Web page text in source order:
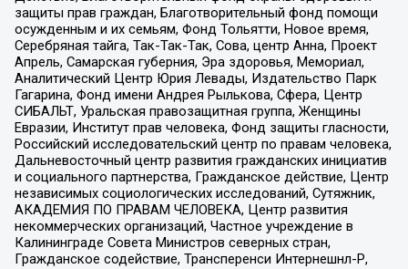
защиты прав граждан, Благотворительный фонд помощи
осужденным и их семьям, Фонд Тольятти, Новое время,
Серебряная тайга, Так-Так-Так, Сова, центр Анна, Проект
Апрель, Самарская губерния, Эра здоровья, Мемориал,
Аналитический Центр Юрия Левады, Издательство Парк
Гагарина, Фонд имени Андрея Рылькова, Сфера, Центр
СИБАЛЬТ, Уральская правозащитная группа, Женщины
Евразии, Институт прав человека, Фонд защиты гласности,
Российский исследовательский центр по правам человека,
Дальневосточный центр развития гражданских инициатив
и социального партнерства, Гражданское действие, Центр
независимых социологических исследований, Сутяжник,
АКАДЕМИЯ ПО ПРАВАМ ЧЕЛОВЕКА, Центр развития
некоммерческих организаций, Частное учреждение в
Калининграде Совета Министров северных стран,
Гражданское содействие, Трансперенси Интернешнл-Р,